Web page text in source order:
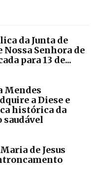
da Junta de
Nossa Senhora de
para 13 de...
Mendes
a Diese e
histórica da
de Jesus